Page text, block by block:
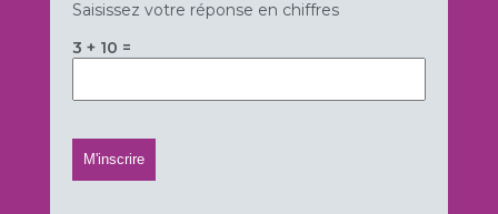
Saisissez votre réponse en chiffres
3 + 10 =